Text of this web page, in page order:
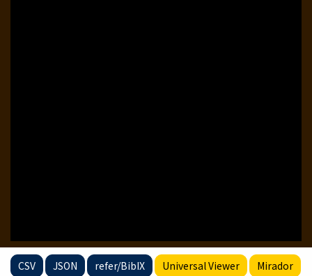
CSV JSON refer/BibIX Universal Viewer Mirador